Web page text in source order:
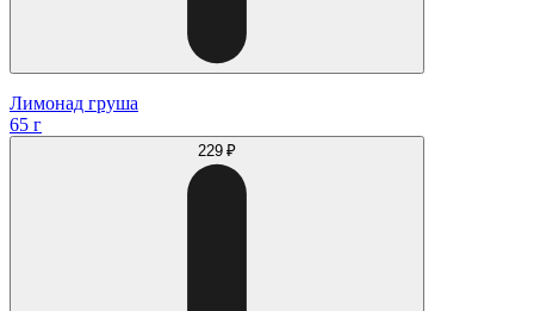
Лимонад груша
65 г
229 ₽